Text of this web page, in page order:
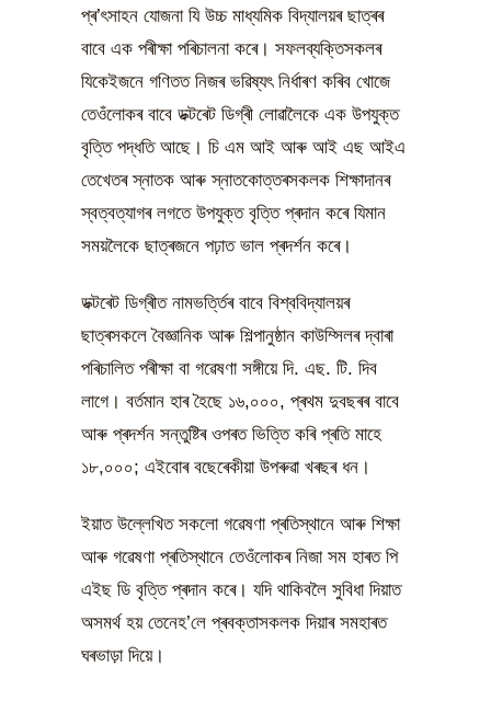
প্ৰ’ৎসাহন যোজনা যি উচ্চ মাধ্যমিক বিদ্যালয়ৰ ছাত্ৰৰ
বাবে এক পৰীক্ষা পৰিচালনা কৰে। সফলব্যক্তিসকলৰ
যিকেইজনে গণিতত নিজৰ ভৱিষ্যৎ নিৰ্ধাৰণ কৰিব খোজে
তেওঁলোকৰ বাবে ডক্টৰেট ডিগ্ৰী লোৱালৈকে এক উপযুক্ত
বৃত্তি পদ্ধতি আছে। চি এম আই আৰু আই এছ আইএ
তেখেতৰ স্নাতক আৰু স্নাতকোত্তৰসকলক শিক্ষাদানৰ
স্বত্বত্যাগৰ লগতে উপযুক্ত বৃত্তি প্ৰদান কৰে যিমান
সময়লৈকে ছাত্ৰজনে পঢ়াত ভাল প্ৰদৰ্শন কৰে।
ডক্টৰেট ডিগ্ৰীত নামভৰ্ত্তিৰ বাবে বিশ্ববিদ্যালয়ৰ
ছাত্ৰসকলে বৈজ্ঞানিক আৰু শিল্পানুষ্ঠান কাউম্সিলৰ দ্বাৰা
পৰিচালিত পৰীক্ষা বা গৱেষণা সঙ্গীয়ে দি. এছ. টি. দিব
লাগে। বৰ্তমান হাৰ হৈছে ১৬,০০০, প্ৰথম দুবছৰৰ বাবে
আৰু প্ৰদৰ্শন সন্তুষ্টিৰ ওপৰত ভিত্তি কৰি প্ৰতি মাহে
১৮,০০০; এইবোৰ বছেৰেকীয়া উপৰুৱা খৰছৰ ধন।
ইয়াত উল্লেখিত সকলো গৱেষণা প্ৰতিস্থানে আৰু শিক্ষা
আৰু গৱেষণা প্ৰতিস্থানে তেওঁলোকৰ নিজা সম হাৰত পি
এইছ ডি বৃত্তি প্ৰদান কৰে। যদি থাকিবলৈ সুবিধা দিয়াত
অসমৰ্থ হয় তেনেহ’লে প্ৰবক্তাসকলক দিয়াৰ সমহাৰত
ঘৰভাড়া দিয়ে।